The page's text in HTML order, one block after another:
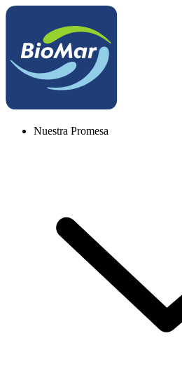
Nuestra Promesa